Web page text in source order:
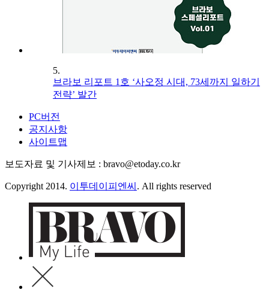
5.
브라보 리포트 1호 ‘사오정 시대, 73세까지 일하기
전략’ 발간
PC버전
공지사항
사이트맵
보도자료 및 기사제보 : bravo@etoday.co.kr
Copyright 2014. 이투데이피엔씨 . All rights reserved